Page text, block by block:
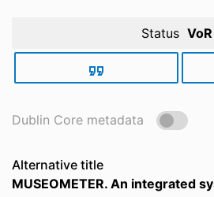
Status VoR
Dublin Core metadata
Alternative title
MUSEOMETER. An integrated